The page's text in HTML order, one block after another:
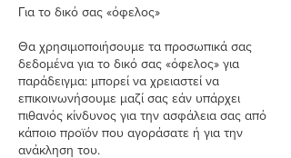
Για το δικό σας «όφελος»
Θα χρησιμοποιήσουμε τα προσωπικά σας
δεδομένα για το δικό σας «όφελος» για
παράδειγμα: μπορεί να χρειαστεί να
επικοινωνήσουμε μαζί σας εάν υπάρχει
πιθανός κίνδυνος για την ασφάλεια σας από
κάποιο προϊόν που αγοράσατε ή για την
ανάκληση του.